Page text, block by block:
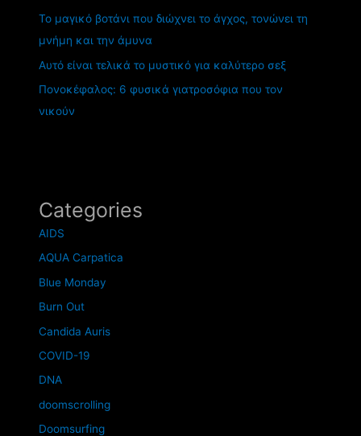
Το μαγικό βοτάνι που διώχνει το άγχος, τονώνει τη
μνήμη και την άμυνα
Αυτό είναι τελικά το μυστικό για καλύτερο σεξ
Πονοκέφαλος: 6 φυσικά γιατροσόφια που τον
νικούν
Categories
AIDS
AQUA Carpatica
Blue Monday
Burn Out
Candida Auris
COVID-19
DNA
doomscrolling
Doomsurfing